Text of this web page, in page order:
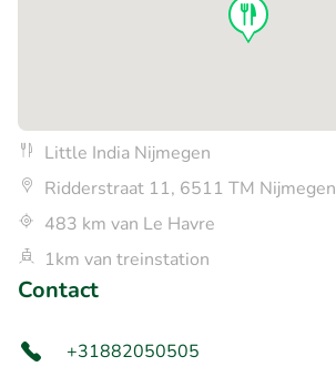
Little India Nijmegen
Ridderstraat 11, 6511 TM Nijmegen
483 km van Le Havre
1km van treinstation
Contact
+31882050505